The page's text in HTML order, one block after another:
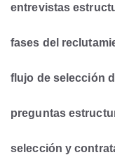
entrevistas
fases del
flujo de selección
preguntas
selección y